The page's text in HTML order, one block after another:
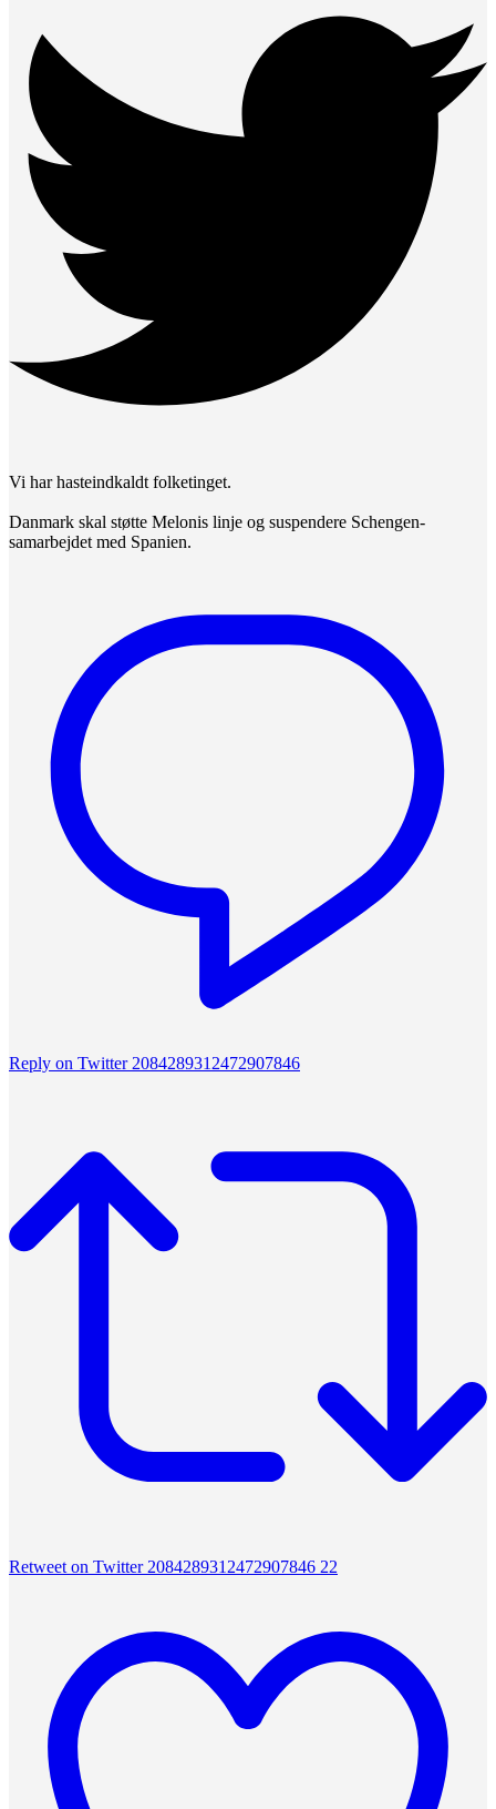
Vi har hasteindkaldt folketinget.
Danmark skal støtte Melonis linje og suspendere Schengen-
samarbejdet med Spanien.
Reply on Twitter 2084289312472907846
Retweet on Twitter 2084289312472907846 22